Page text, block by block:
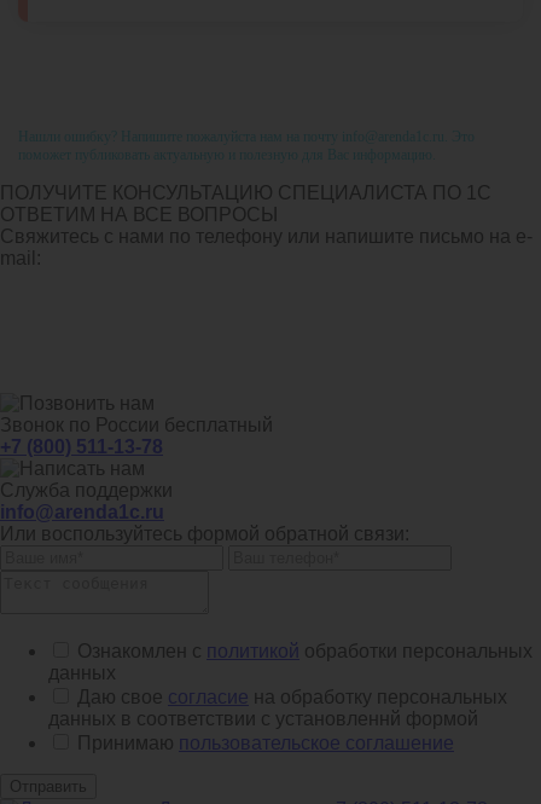
Нашли ошибку? Напишите пожалуйста нам на почту info@arenda1c.ru. Это
поможет публиковать актуальную и полезную для Вас информацию.
ПОЛУЧИТЕ КОНСУЛЬТАЦИЮ СПЕЦИАЛИСТА ПО 1С
ОТВЕТИМ НА ВСЕ ВОПРОСЫ
Свяжитесь с нами по телефону или напишите письмо на e-
mail:
Звонок по России бесплатный
+7 (800) 511-13-78
Служба поддержки
info@arenda1c.ru
Или воспользуйтесь формой обратной связи:
Ознакомлен с политикой обработки персональных
данных
Даю свое согласие на обработку персональных
данных в соответствии с установленнй формой
Принимаю пользовательское соглашение
Отправить